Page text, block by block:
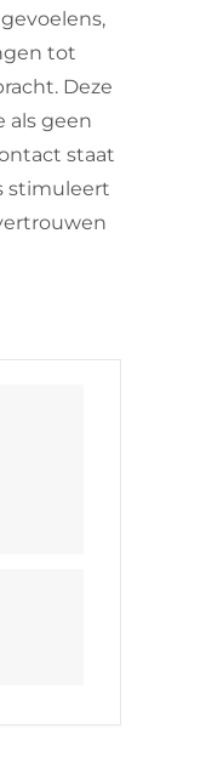
tot
Deze
als geen
staat
stimuleert